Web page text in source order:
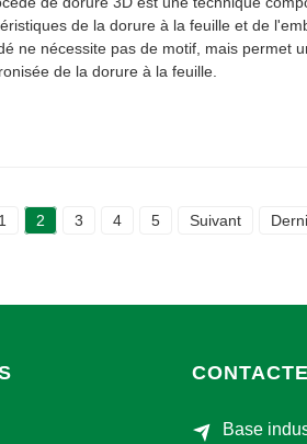
de la dorure à la feuille et de
ne nécessite pas de motif, mais permet
de la dorure à la feuille.
1 2 3 4 5 Suivant
Base